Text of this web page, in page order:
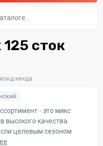
125 сток
хенда
- это микс
высокого качества.
целевым сезоном